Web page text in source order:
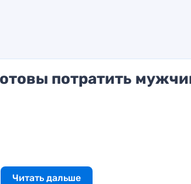
потратить
Читать дальше